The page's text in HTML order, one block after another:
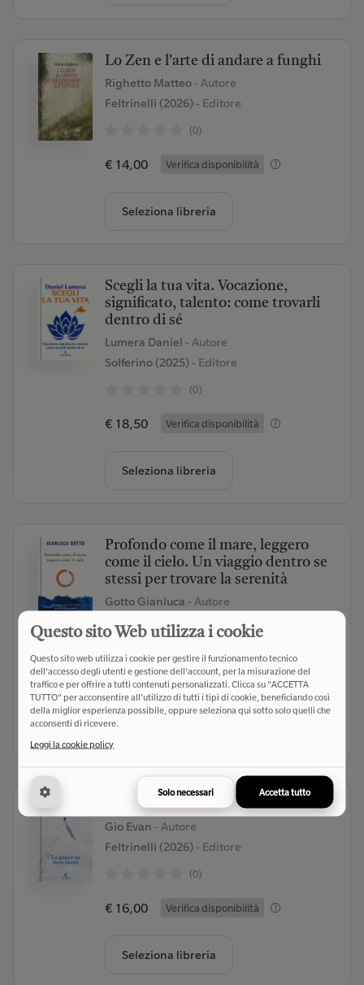
Lo Zen e l'arte di andare a funghi
Righetto Matteo - Autore
Feltrinelli (2026)- Editore
(0)
€ 14,00 Verifica disponibilità
Seleziona libreria
Scegli la tua vita. Vocazione,
significato, talento: come trovarli
dentro di sé
Lumera Daniel - Autore
Solferino (2025)- Editore
(0)
€ 18,50 Verifica disponibilità
Seleziona libreria
Profondo come il mare, leggero
come il cielo. Un viaggio dentro se
stessi per trovare la serenità
Gotto Gianluca - Autore
Mondadori (2023)
- Editore
€ 19,50 Verifica disponibilità
La gioia è un duro lavoro
Gio Evan - Autore
Feltrinelli (2026)- Editore
(0)
€ 16,00 Verifica disponibilità
Seleziona libreria
Questo sito Web utilizza i cookie
Questo sito web utilizza i cookie per gestire il funzionamento tecnico
dell'accesso degli utenti e gestione dell'account, per la misurazione del
traffico e per offrire a tutti contenuti personalizzati. Clicca su "ACCETTA
TUTTO" per acconsentire all'utilizzo di tutti i tipi di cookie, beneficiando così
della miglior esperienza possibile, oppure seleziona qui sotto solo quelli che
acconsenti di ricevere.
Leggi la cookie policy
Solo necessari Accetta tutto